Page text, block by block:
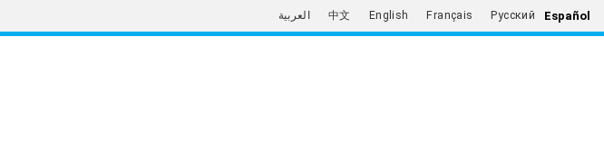
العربية 中文 English Français Русский Español